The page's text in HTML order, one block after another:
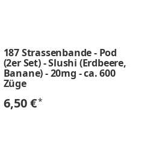
187 Strassenbande - Pod
(2er Set) - Slushi (Erdbeere,
Banane) - 20mg - ca. 600
Züge
6,50 €*